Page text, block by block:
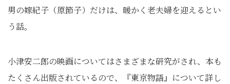
男の嫁紀子（原節子）だけは、暖かく老夫婦を迎えるとい
う話。
小津安二郎の映画についてはさまざまな研究がされ、本も
たくさん出版されているので、『東京物語』について詳し